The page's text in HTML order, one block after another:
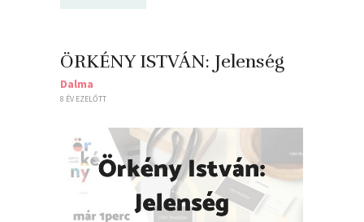
ÖRKÉNY ISTVÁN: Jelenség
Dalma
8 ÉV EZELŐTT